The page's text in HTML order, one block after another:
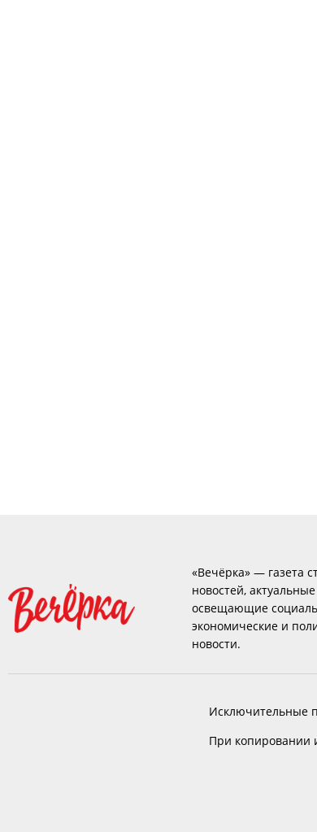
«Вечёрка» — газета
новостей,
освещающие
экономические и
новости.
Исключительные
При копировании